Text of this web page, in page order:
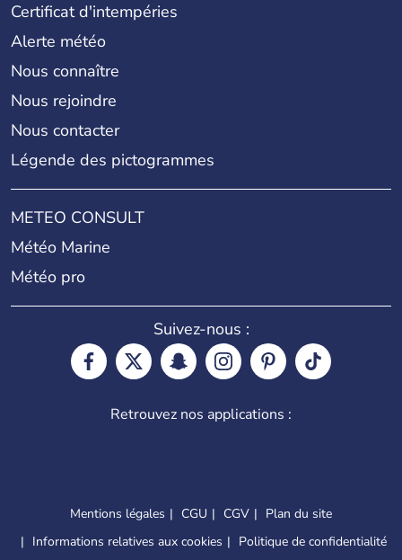
Certificat d'intempéries
Alerte météo
Nous connaître
Nous rejoindre
Nous contacter
Légende des pictogrammes
METEO CONSULT
Météo Marine
Météo pro
Suivez-nous :
Retrouvez nos applications :
Mentions légales CGU CGV
Plan du site
Informations relatives aux cookies
Politique de confidentialité